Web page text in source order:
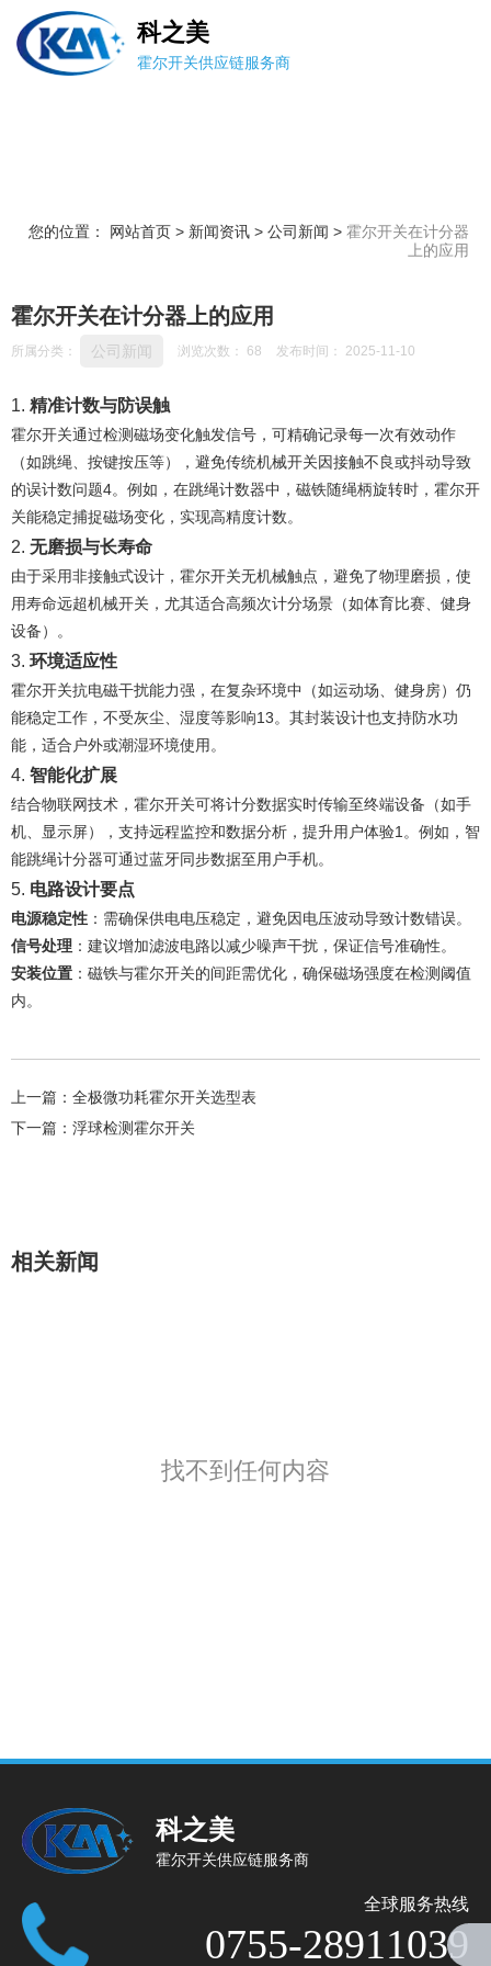
科之美
霍尔开关供应链服务商
您的位置： 网站首页 > 新闻资讯 > 公司新闻 > 霍尔开关在计分器
上的应用
霍尔开关在计分器上的应用
所属分类： 公司新闻 浏览次数： 68 发布时间： 2025-11-10
1. ‌ 精准计数与防误触
霍尔开关通过检测磁场变化触发信号，可精确记录每一次有效动作
（如跳绳、按键按压等），避免传统机械开关因接触不良或抖动导致
的误计数问题‌4。例如，在跳绳计数器中，磁铁随绳柄旋转时，霍尔开
关能稳定捕捉磁场变化，实现高精度计数‌。
2. ‌ 无磨损与长寿命
由于采用非接触式设计，霍尔开关无机械触点，避免了物理磨损，使
用寿命远超机械开关，尤其适合高频次计分场景（如体育比赛、健身
设备）‌。
3. ‌ 环境适应性
霍尔开关抗电磁干扰能力强，在复杂环境中（如运动场、健身房）仍
能稳定工作，不受灰尘、湿度等影响‌13。其封装设计也支持防水功
能，适合户外或潮湿环境使用‌。
4. ‌ 智能化扩展
结合物联网技术，霍尔开关可将计分数据实时传输至终端设备（如手
机、显示屏），支持远程监控和数据分析，提升用户体验‌1。例如，智
能跳绳计分器可通过蓝牙同步数据至用户手机‌。
5. ‌ 电路设计要点
电源稳定性 ‌：需确保供电电压稳定，避免因电压波动导致计数错误‌。
信号处理 ‌：建议增加滤波电路以减少噪声干扰，保证信号准确性‌。
安装位置 ‌：磁铁与霍尔开关的间距需优化，确保磁场强度在检测阈值
内‌。
上一篇： 全极微功耗霍尔开关选型表
下一篇： 浮球检测霍尔开关
相关新闻
找不到任何内容
科之美
霍尔开关供应链服务商
全球服务热线
0755-28911039